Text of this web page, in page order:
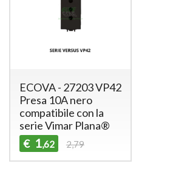
ECOVA - 27203 VP42
Presa 10A nero
compatibile con la
serie Vimar Plana®
€ 1,62 2,79